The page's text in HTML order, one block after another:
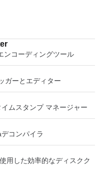
び同期します。 仮想キー
Command / Windowsなど
ポ
。 制御する必要のあるマシ
にアクセスして、各コンピ
ロードするだけです。次
を使用して、ローカルマ
ます。そこから、コンピュ
る
で暗号化されます。アプリ
ードで保護します。コンピ
のと同じユーザー名とパスワ
アドインは、2007 Microsoft
条項であり、2007 Microsoft
ンス条項の対象となりま
ているオペレーティングシ
Vista、Windows
ビ番組をすべて保存して楽
こにいても音楽、ビデオ、
ンコーディングツール
ガーとエディター
ムスタンプ マネージャー
コンパイラ
用した効率的なディスクク